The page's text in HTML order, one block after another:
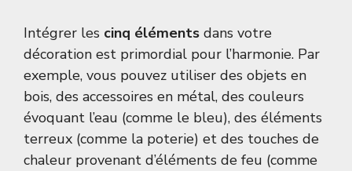
Intégrer les cinq éléments dans votre
décoration est primordial pour l’harmonie. Par
exemple, vous pouvez utiliser des objets en
bois, des accessoires en métal, des couleurs
évoquant l’eau (comme le bleu), des éléments
terreux (comme la poterie) et des touches de
chaleur provenant d’éléments de feu (comme